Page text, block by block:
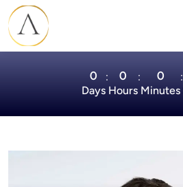
0
Days
: 0
Hours
: 0
Minutes
: